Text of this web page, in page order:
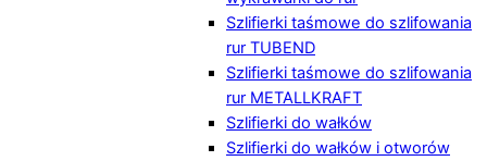
Szlifierki taśmowe do szlifowania
rur TUBEND
Szlifierki taśmowe do szlifowania
rur METALLKRAFT
Szlifierki do wałków
Szlifierki do wałków i otworów